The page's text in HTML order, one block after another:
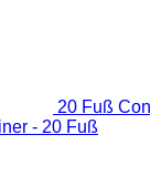
20 Fuß
- 20 Fuß